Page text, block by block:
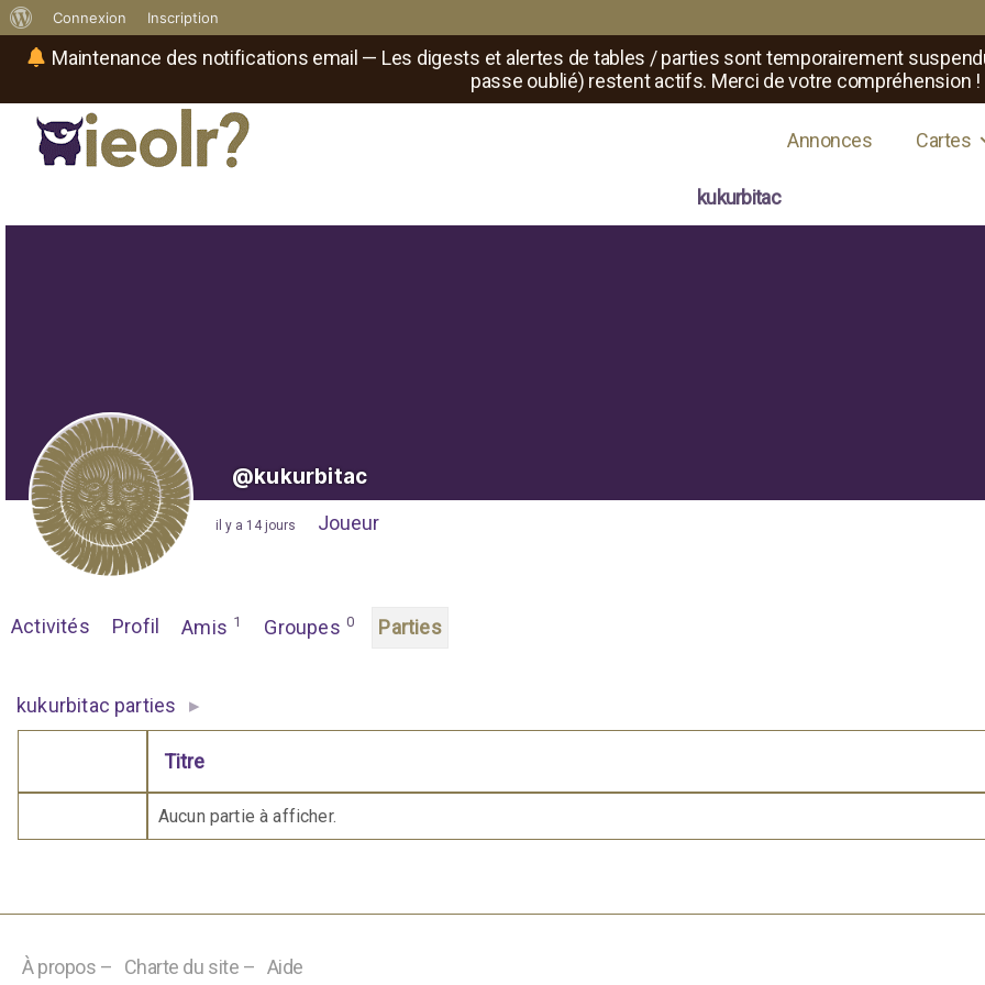
Maintenance des notifications email — Les digests et alertes de tables / parties sont temporairement
passe oublié) restent actifs. Merci de votre compréhension !
propos
WordPress
Connexion Inscription
où
Annonces Cartes
kukurbitac
@kukurbitac
il y a 14 jours Joueur
Activités Profil Amis 1 Groupes 0 Parties
kukurbitac parties ▸
Comporte des pièces jointes
Titre
Aucun partie à afficher.
À propos – Charte du site – Aide